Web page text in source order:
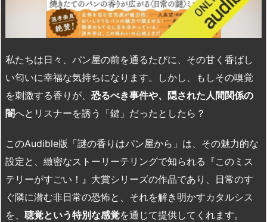
私たちは日々、パン屋の前を通るたびに、その甘く香ばし
い匂いに幸福な気持ちになります。しかし、もしその嗅覚
を刺激する香りが、 恐るべき事件や、隠された人間関係の
闇へとリスナーを誘う「鍵」だったとしたら？
このAudible版「謎の香りはパン屋から」は、その魅力的な
設定と、緻密なストーリーテリングで知られる『このミス
テリーがすごい！』大賞シリーズの作品であり、日常のす
ぐ隣に潜む非日常の恐怖と、それを解き明かすカタルシス
を、 聴覚という特別な感覚を通じて提供してくれます。